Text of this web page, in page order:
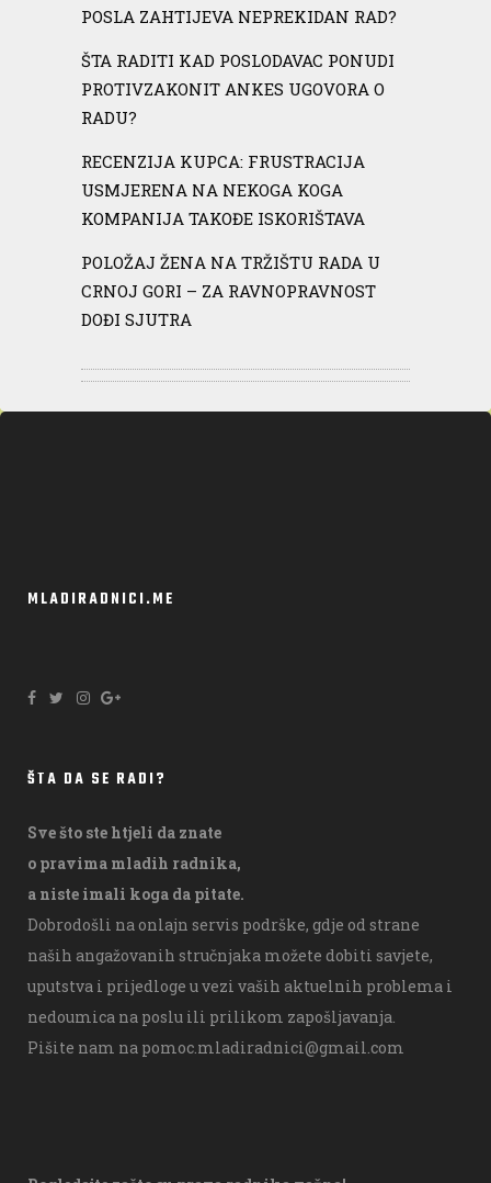
POSLA ZAHTIJEVA NEPREKIDAN RAD?
ŠTA RADITI KAD POSLODAVAC PONUDI
PROTIVZAKONIT ANKES UGOVORA O
RADU?
RECENZIJA KUPCA: FRUSTRACIJA
USMJERENA NA NEKOGA KOGA
KOMPANIJA TAKOĐE ISKORIŠTAVA
POLOŽAJ ŽENA NA TRŽIŠTU RADA U
CRNOJ GORI – ZA RAVNOPRAVNOST
DOĐI SJUTRA
MLADIRADNICI.ME
ŠTA DA SE RADI?
Sve što ste htjeli da znate
o pravima mladih radnika,
a niste imali koga da pitate.
Dobrodošli na onlajn servis podrške, gdje od strane
naših angažovanih stručnjaka možete dobiti savjete,
uputstva i prijedloge u vezi vaših aktuelnih problema i
nedoumica na poslu ili prilikom zapošljavanja.
Pišite nam na pomoc.mladiradnici@gmail.com